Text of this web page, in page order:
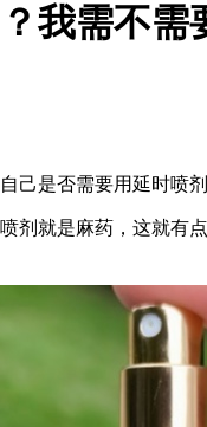
我需不需
己是否需要用延时喷
剂就是麻药，这就有